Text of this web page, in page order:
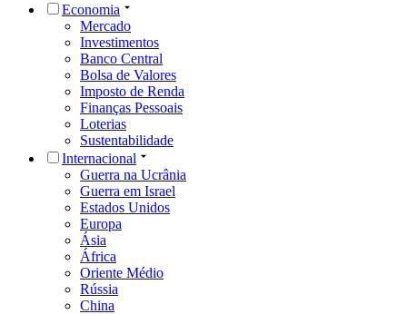
Economia
Mercado
Investimentos
Banco Central
Bolsa de Valores
Imposto de Renda
Finanças Pessoais
Loterias
Sustentabilidade
Internacional
Guerra na Ucrânia
Guerra em Israel
Estados Unidos
Europa
Ásia
África
Oriente Médio
Rússia
China